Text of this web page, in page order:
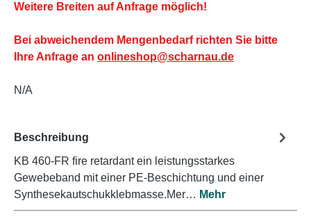
Weitere Breiten auf Anfrage möglich!
Bei abweichendem Mengenbedarf richten Sie bitte
Ihre Anfrage an onlineshop@scharnau.de
N/A
Beschreibung
KB 460-FR fire retardant ein leistungsstarkes
Gewebeband mit einer PE-Beschichtung und einer
Synthesekautschukklebmasse.Mer… Mehr